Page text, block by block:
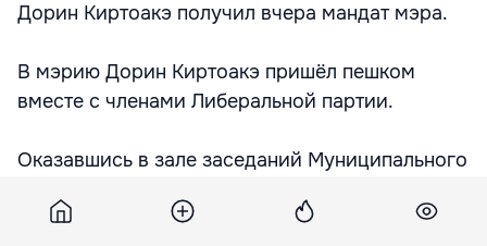
Дорин Киртоакэ получил вчера мандат мэра.
В мэрию Дорин Киртоакэ пришёл пешком
вместе с членами Либеральной партии.
Оказавшись в зале заседаний Муниципального
и постоянно искал глазами кого-то в толпе.